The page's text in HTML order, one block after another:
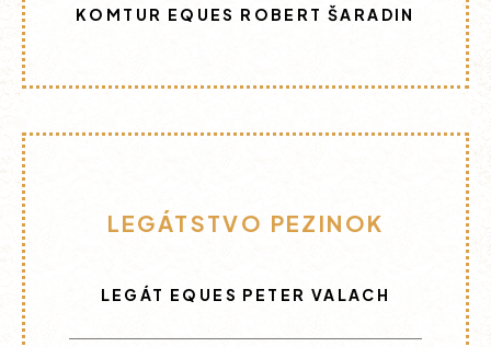
KOMTUR EQUES ROBERT ŠARADIN
LEGÁTSTVO PEZINOK
LEGÁT EQUES PETER VALACH